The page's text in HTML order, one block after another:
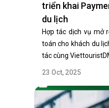
triển khai
du lịch
Hợp tác dịch vụ mở
toán cho khách du
tác cùng
23 Oct, 2025